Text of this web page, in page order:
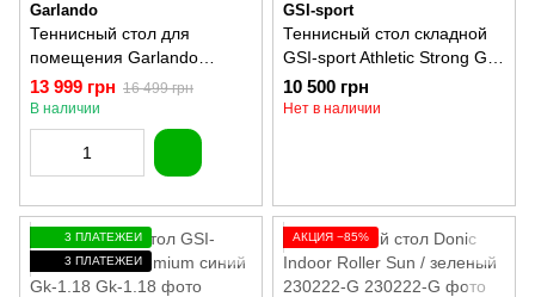
Garlando
Теннисный стол для
помещения Garlando
Training Indoor 16 mm
Green C-112I
13 999 грн 16 499 грн
В наличии
GSI-sport
Теннисный стол складной
GSI-sport Athletic Strong Gk-
3
10 500 грн
Нет в наличии
3 ПЛАТЕЖЕЙ
3 ПЛАТЕЖЕЙ
АКЦИЯ −85%